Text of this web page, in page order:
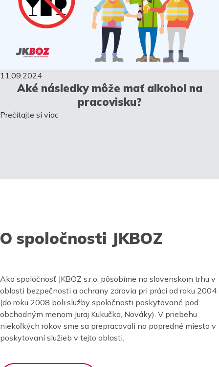
11.09.2024
Aké následky môže mať alkohol na
pracovisku?
Prečítajte si viac
O spoločnosti JKBOZ
Ako spoločnosť JKBOZ s.r.o. pôsobíme na slovenskom trhu v
oblasti bezpečnosti a ochrany zdravia pri práci od roku 2004
(do roku 2008 boli služby spoločnosti poskytované pod
obchodným menom Juraj Kukučka, Nováky). V priebehu
niekoľkých rokov sme sa prepracovali na popredné miesto v
poskytovaní služieb v tejto oblasti.